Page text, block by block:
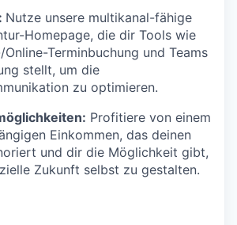
Nutze unsere multikanal-fähige
Homepage, die dir Tools wie
Terminbuchung und Teams
stellt, um die
zu optimieren.
Profitiere von einem
Einkommen, das deinen
und dir die Möglichkeit gibt,
Zukunft selbst zu gestalten.